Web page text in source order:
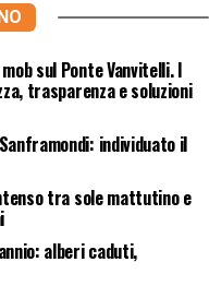
sul Ponte Vanvitelli. I
trasparenza e soluzioni
individuato il
tra sole mattutino e
alberi caduti,